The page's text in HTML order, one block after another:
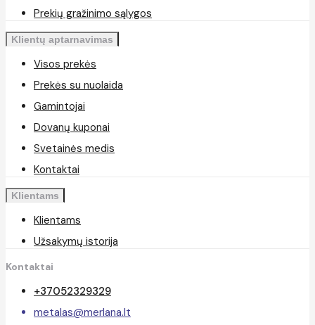
Prekių gražinimo sąlygos
Klientų aptarnavimas
Visos prekės
Prekės su nuolaida
Gamintojai
Dovanų kuponai
Svetainės medis
Kontaktai
Klientams
Klientams
Užsakymų istorija
Kontaktai
+37052329329
metalas@merlana.lt